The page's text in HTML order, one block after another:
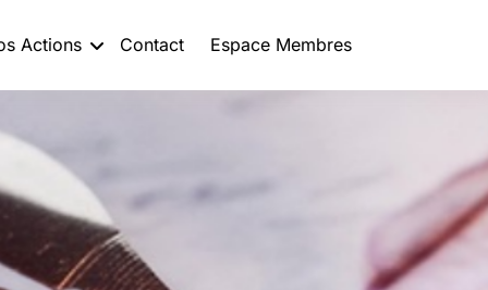
Actions Contact Espace Membres